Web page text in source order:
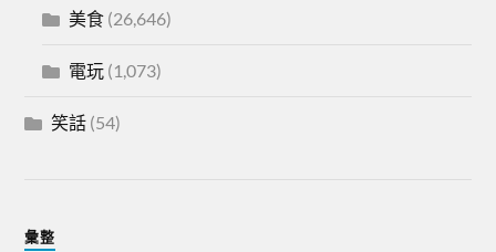
美食 (26,646)
電玩 (1,073)
笑話 (54)
彙整